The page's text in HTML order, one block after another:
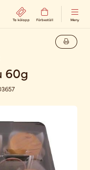
Ta kölapp Förbeställ Meny
60g